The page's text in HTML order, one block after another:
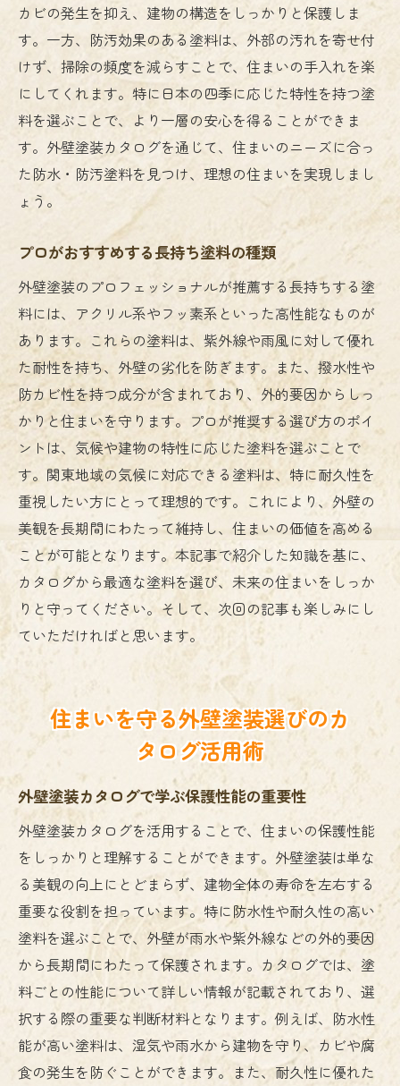
カビの発生を抑え、建物の構造をしっかりと保護しま
す。一方、防汚効果のある塗料は、外部の汚れを寄せ付
けず、掃除の頻度を減らすことで、住まいの手入れを楽
にしてくれます。特に日本の四季に応じた特性を持つ塗
料を選ぶことで、より一層の安心を得ることができま
す。外壁塗装カタログを通じて、住まいのニーズに合っ
た防水・防汚塗料を見つけ、理想の住まいを実現しまし
ょう。
プロがおすすめする長持ち塗料の種類
外壁塗装のプロフェッショナルが推薦する長持ちする塗
料には、アクリル系やフッ素系といった高性能なものが
あります。これらの塗料は、紫外線や雨風に対して優れ
た耐性を持ち、外壁の劣化を防ぎます。また、撥水性や
防カビ性を持つ成分が含まれており、外的要因からしっ
かりと住まいを守ります。プロが推奨する選び方のポイ
ントは、気候や建物の特性に応じた塗料を選ぶことで
す。関東地域の気候に対応できる塗料は、特に耐久性を
重視したい方にとって理想的です。これにより、外壁の
美観を長期間にわたって維持し、住まいの価値を高める
ことが可能となります。本記事で紹介した知識を基に、
カタログから最適な塗料を選び、未来の住まいをしっか
りと守ってください。そして、次回の記事も楽しみにし
ていただければと思います。
住まいを守る外壁塗装選びのカ
タログ活用術
外壁塗装カタログで学ぶ保護性能の重要性
外壁塗装カタログを活用することで、住まいの保護性能
をしっかりと理解することができます。外壁塗装は単な
る美観の向上にとどまらず、建物全体の寿命を左右する
重要な役割を担っています。特に防水性や耐久性の高い
塗料を選ぶことで、外壁が雨水や紫外線などの外的要因
から長期間にわたって保護されます。カタログでは、塗
料ごとの性能について詳しい情報が記載されており、選
択する際の重要な判断材料となります。例えば、防水性
能が高い塗料は、湿気や雨水から建物を守り、カビや腐
食の発生を防ぐことができます。また、耐久性に優れた